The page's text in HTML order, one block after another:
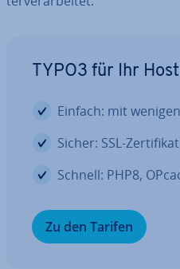
TYPO3 für Ihr
Einfach: mit
Sicher: SSL-
Schnell: PHP8,
Zu den Tarifen